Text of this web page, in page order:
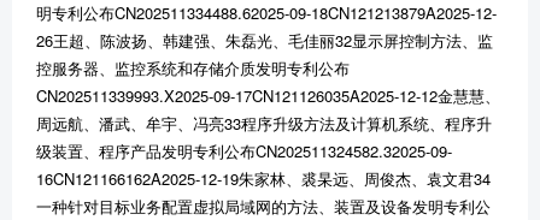
明专利公布CN202511334488.62025-09-18CN121213879A2025-12-
26王超、陈波扬、韩建强、朱磊光、毛佳丽32显示屏控制方法、监
控服务器、监控系统和存储介质发明专利公布
CN202511339993.X2025-09-17CN121126035A2025-12-12金慧慧、
周远航、潘武、牟宇、冯亮33程序升级方法及计算机系统、程序升
级装置、程序产品发明专利公布CN202511324582.32025-09-
16CN121166162A2025-12-19朱家林、裘杲远、周俊杰、袁文君34
一种针对目标业务配置虚拟局域网的方法、装置及设备发明专利公